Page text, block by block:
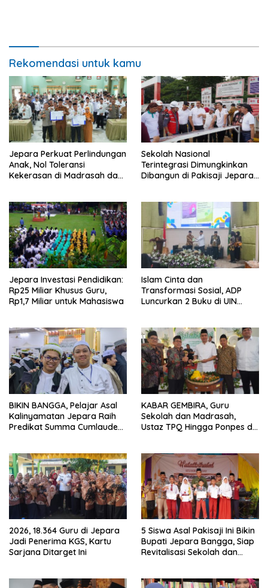
Rekomendasi untuk kamu
Jepara Perkuat Perlindungan
Anak, Nol Toleransi
Kekerasan di Madrasah dan
Sekolah Nasional
Terintegrasi Dimungkinkan
Dibangun di Pakisaji Jepara,
Jepara Investasi Pendidikan:
Rp25 Miliar Khusus Guru,
Rp1,7 Miliar untuk Mahasiswa
Islam Cinta dan
Transformasi Sosial, ADP
Luncurkan 2 Buku di UIN
BIKIN BANGGA, Pelajar Asal
Kalinyamatan Jepara Raih
Predikat Summa Cumlaude
KABAR GEMBIRA, Guru
Sekolah dan Madrasah,
Ustaz TPQ Hingga Ponpes di
2026, 18.364 Guru di Jepara
Jadi Penerima KGS, Kartu
Sarjana Ditarget Ini
5 Siswa Asal Pakisaji Ini Bikin
Bupati Jepara Bangga, Siap
Revitalisasi Sekolah dan